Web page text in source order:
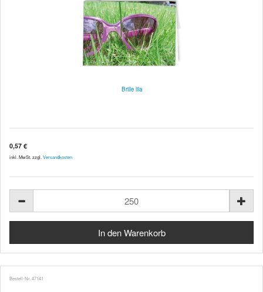
Brille lila
0,57 €
inkl. MwSt. zzgl. Versandkosten
Bestell-Nr. 47141